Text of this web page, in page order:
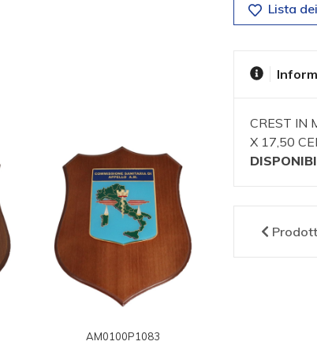
AM0100P1083
Lista
CREST IN
X 17,50